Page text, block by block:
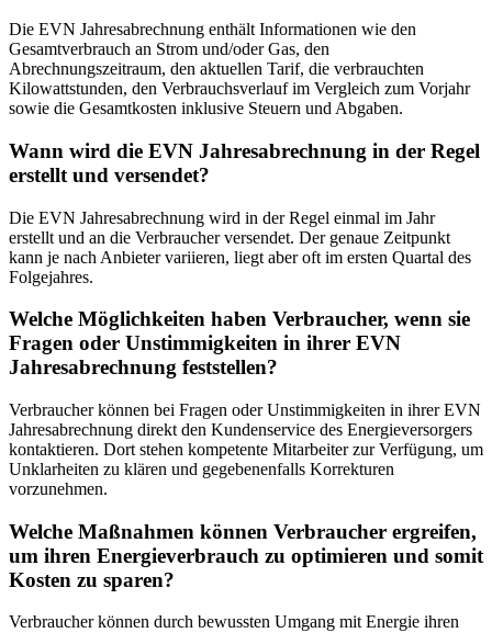
Die EVN Jahresabrechnung enthält Informationen wie den
Gesamtverbrauch an Strom und/oder Gas, den
Abrechnungszeitraum, den aktuellen Tarif, die verbrauchten
Kilowattstunden, den Verbrauchsverlauf im Vergleich zum Vorjahr
sowie die Gesamtkosten inklusive Steuern und Abgaben.
Wann wird die EVN Jahresabrechnung in der Regel
erstellt und versendet?
Die EVN Jahresabrechnung wird in der Regel einmal im Jahr
erstellt und an die Verbraucher versendet. Der genaue Zeitpunkt
kann je nach Anbieter variieren, liegt aber oft im ersten Quartal des
Folgejahres.
Welche Möglichkeiten haben Verbraucher, wenn sie
Fragen oder Unstimmigkeiten in ihrer EVN
Jahresabrechnung feststellen?
Verbraucher können bei Fragen oder Unstimmigkeiten in ihrer EVN
Jahresabrechnung direkt den Kundenservice des Energieversorgers
kontaktieren. Dort stehen kompetente Mitarbeiter zur Verfügung, um
Unklarheiten zu klären und gegebenenfalls Korrekturen
vorzunehmen.
Welche Maßnahmen können Verbraucher ergreifen,
um ihren Energieverbrauch zu optimieren und somit
Kosten zu sparen?
Verbraucher können durch bewussten Umgang mit Energie ihren